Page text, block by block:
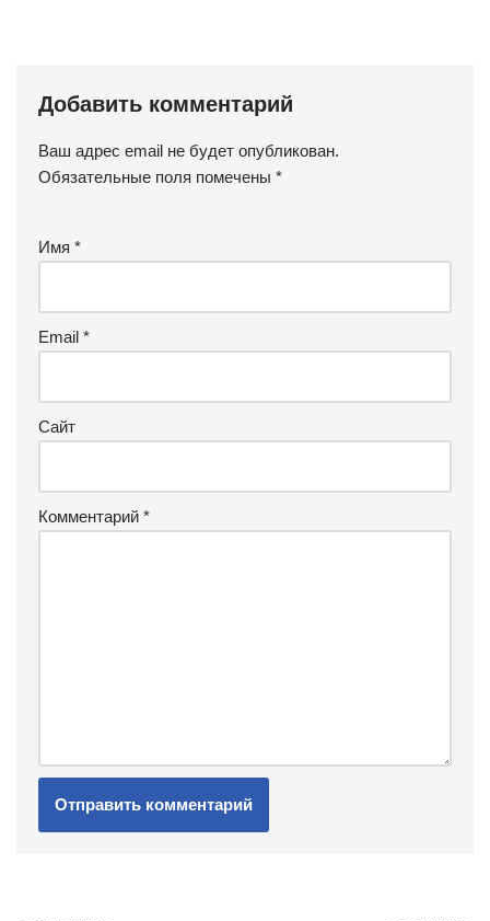
Добавить комментарий
Ваш адрес email не будет опубликован.
Обязательные поля помечены *
Имя *
Email *
Сайт
Комментарий *